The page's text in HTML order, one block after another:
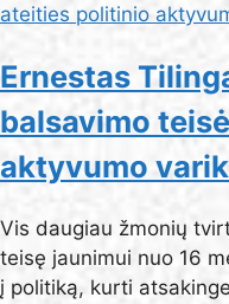
ateities politinio
Ernestas
balsavimo
aktyvumo
Vis daugiau žmonių
teisę jaunimui nuo 16
į politiką, kurti